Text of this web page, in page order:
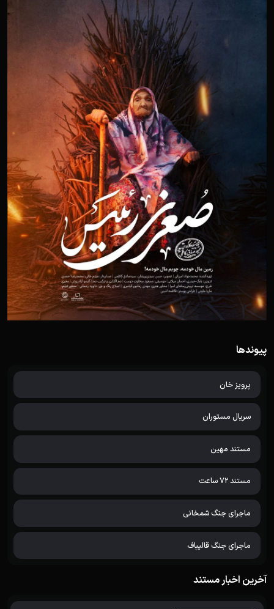
پیوندها
پرویز خان
سریال مستوران
مستند مهین
مستند 72 ساعت
ماجرای جنگ شمخانی
ماجرای جنگ قالیباف
آخرین اخبار مستند